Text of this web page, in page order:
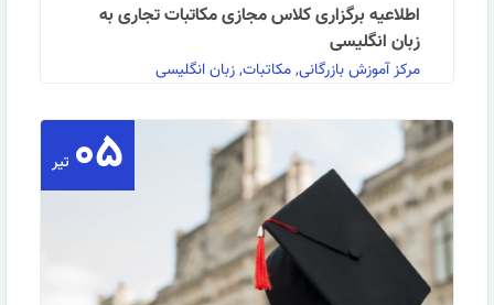
اطلاعیه برگزاری کلاس مجازی مکاتبات تجاری به
زبان انگلیسی
مرکز آموزش بازرگانی, مکاتبات, زبان انگلیسی
به گزارش روابط عمومی مرکز آموزش بازرگانی کلاس
مجازی مکاتبات تجاری (Commercial and Legal …
ادامه مطلب
۰۵ تیر